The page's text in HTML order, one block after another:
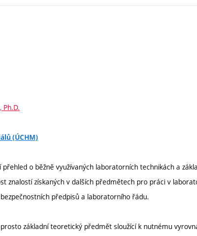
Ph.D.
(ÚCHM)
přehled o běžně využívaných laboratorních technikách a
znalostí získaných v dalších předmětech pro práci v
předpisů a laboratorního řádu.
základní teoretický předmět sloužící k nutnému